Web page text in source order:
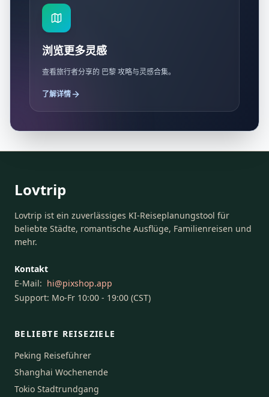
浏览更多灵感
查看旅行者分享的 巴黎 攻略与灵感合集。
了解详情
Lovtrip
Lovtrip ist ein zuverlässiges KI-Reiseplanungstool für
beliebte Städte, romantische Ausflüge, Familienreisen und
mehr.
Kontakt
E-Mail: hi@pixshop.app
Support: Mo-Fr 10:00 - 19:00 (CST)
BELIEBTE REISEZIELE
Peking Reiseführer
Shanghai Wochenende
Tokio Stadtrundgang